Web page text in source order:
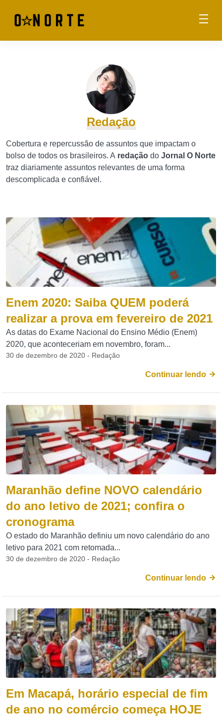
Redação
Cobertura e repercussão de assuntos que impactam o
bolso de todos os brasileiros. A redação do Jornal O Norte
traz diariamente assuntos relevantes de uma forma
descomplicada e confiável.
Enem 2020: Saiba QUEM poderá
realizar a prova em fevereiro de 2021
As datas do Exame Nacional do Ensino Médio (Enem)
2020, que aconteceriam em novembro, foram...
30 de dezembro de 2020 - Redação
Continuar lendo
Maranhão define NOVO calendário
do ano letivo de 2021; confira o
cronograma
O estado do Maranhão definiu um novo calendário do ano
letivo para 2021 com retomada...
30 de dezembro de 2020 - Redação
Continuar lendo
Em Macapá, horário especial de fim
de ano no comércio começa HOJE